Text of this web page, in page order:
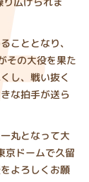
こととなり、
その大役を果た
し、戦い抜く
な拍手が送ら
丸となって大
ドームで久留
よろしくお願